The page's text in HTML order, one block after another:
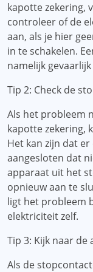
kapotte zekering,
controleer of de
aan, als je hier
in te schakelen.
namelijk gevaarlijk
Tip 2: Check de
Als het probleem
kapotte zekering,
Het kan zijn dat
aangesloten dat
apparaat uit het
opnieuw aan te
ligt het probleem
elektriciteit zelf.
Tip 3: Kijk naar de
Als de